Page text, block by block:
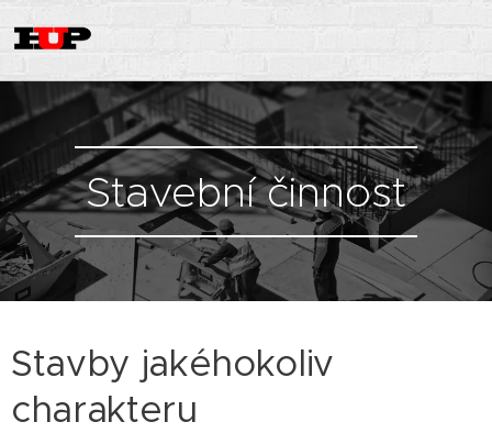
Stavební činnost
Stavby jakéhokoliv
charakteru